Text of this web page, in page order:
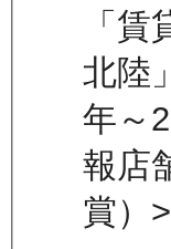
「
北陸
年～
報店
賞）>